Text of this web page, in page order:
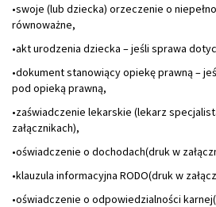
•swoje (lub dziecka) orzeczenie o
równoważne,
•akt urodzenia dziecka – jeśli sprawa
•dokument stanowiący opiekę prawną –
pod opieką prawną,
•zaświadczenie lekarskie (lekarz
załącznikach),
•oświadczenie o dochodach(druk w
•klauzula informacyjna RODO(druk w
•oświadczenie o odpowiedzialności